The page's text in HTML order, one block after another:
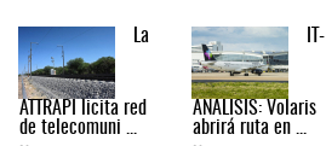
La
ATTRAPI licita red
de telecomuni ...
IT-
ANÁLISIS: Volaris
abrirá ruta en ...